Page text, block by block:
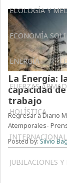
ECOLOGÍA Y
ECONOMÍA
ENERGÍA
FUERZAS
HOLÍSTICA
INTERNACIONAL
JUBILACIONES Y
La Energía:
capacidad
trabajo
Regresar a Diario
Atemporales-
Posted by:Silvio